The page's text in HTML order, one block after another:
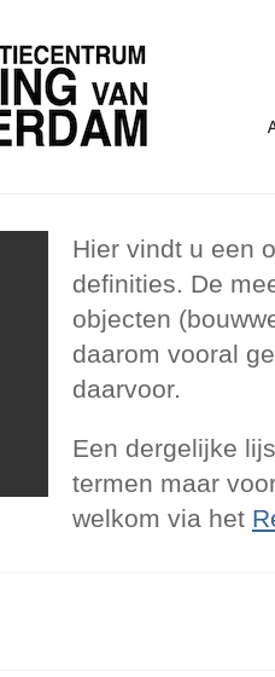
Hier vindt u een
definities. De
objecten
daarom vooral
daarvoor.
Een dergelijke
termen maar
welkom via het